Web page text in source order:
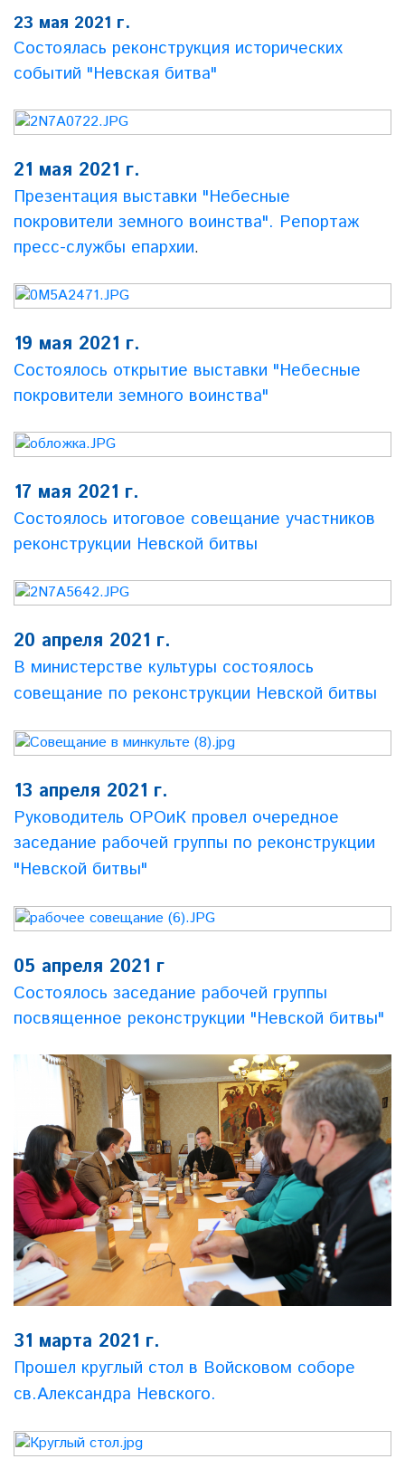
23 мая 2021 г.
Состоялась реконструкция исторических
событий "Невская битва"
21 мая 2021 г.
Презентация выставки "Небесные
покровители земного воинства". Репортаж
пресс-службы епархии.
19 мая 2021 г.
Состоялось открытие выставки "Небесные
покровители земного воинства"
17 мая 2021 г.
Состоялось итоговое совещание участников
реконструкции Невской битвы
20 апреля 2021 г.
В министерстве культуры состоялось
совещание по реконструкции Невской битвы
13 апреля 2021 г.
Руководитель ОРОиК провел очередное
заседание рабочей группы по реконструкции
"Невской битвы"
05 апреля 2021 г
Состоялось заседание рабочей группы
посвященное реконструкции "Невской битвы"
31 марта 2021 г.
Прошел круглый стол в Войсковом соборе
св.Александра Невского.